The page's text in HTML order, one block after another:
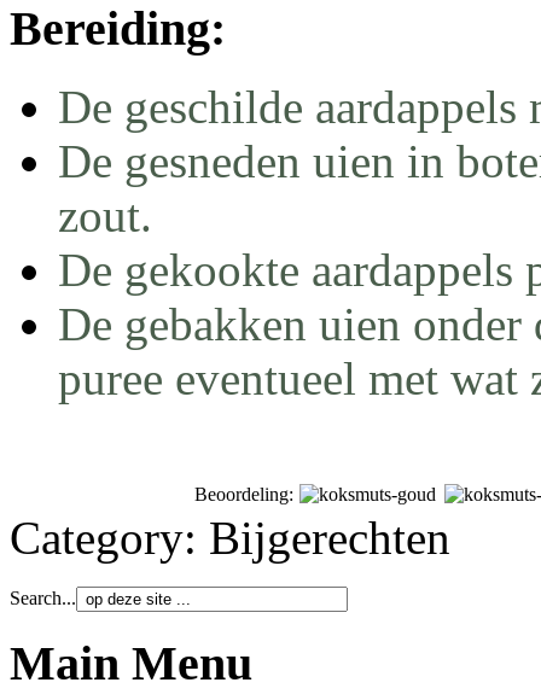
Bereiding:
De geschilde
De gesneden uien in
zout.
De gekookte aardappels
De gebakken uien onder
puree eventueel met wat
Beoordeling:
Category: Bijgerechten
Search...
Main Menu